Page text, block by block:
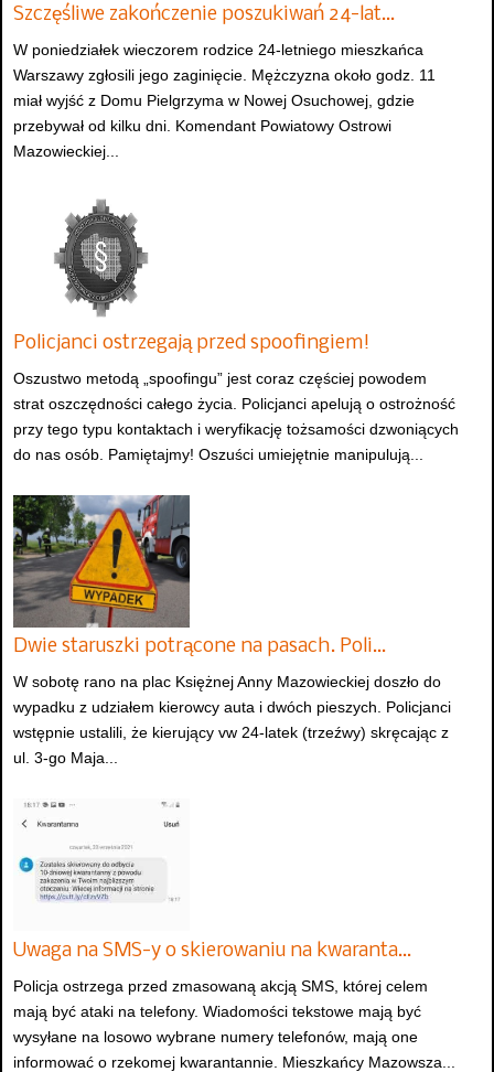
Szczęśliwe zakończenie poszukiwań 24-lat…
W poniedziałek wieczorem rodzice 24-letniego mieszkańca
Warszawy zgłosili jego zaginięcie. Mężczyzna około godz. 11
miał wyjść z Domu Pielgrzyma w Nowej Osuchowej, gdzie
przebywał od kilku dni. Komendant Powiatowy Ostrowi
Mazowieckiej...
Policjanci ostrzegają przed spoofingiem!
Oszustwo metodą „spoofingu” jest coraz częściej powodem
strat oszczędności całego życia. Policjanci apelują o ostrożność
przy tego typu kontaktach i weryfikację tożsamości dzwoniących
do nas osób. Pamiętajmy! Oszuści umiejętnie manipulują...
Dwie staruszki potrącone na pasach. Poli…
W sobotę rano na plac Księżnej Anny Mazowieckiej doszło do
wypadku z udziałem kierowcy auta i dwóch pieszych. Policjanci
wstępnie ustalili, że kierujący vw 24-latek (trzeźwy) skręcając z
ul. 3-go Maja...
Uwaga na SMS-y o skierowaniu na kwaranta…
Policja ostrzega przed zmasowaną akcją SMS, której celem
mają być ataki na telefony. Wiadomości tekstowe mają być
wysyłane na losowo wybrane numery telefonów, mają one
informować o rzekomej kwarantannie. Mieszkańcy Mazowsza...